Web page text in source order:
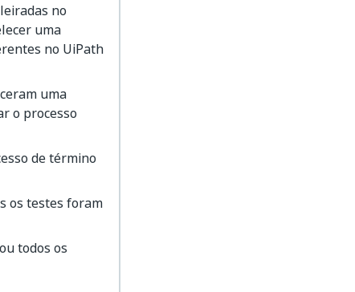
no
uma
no UiPath
uma
o processo
de término
os testes foram
todos os